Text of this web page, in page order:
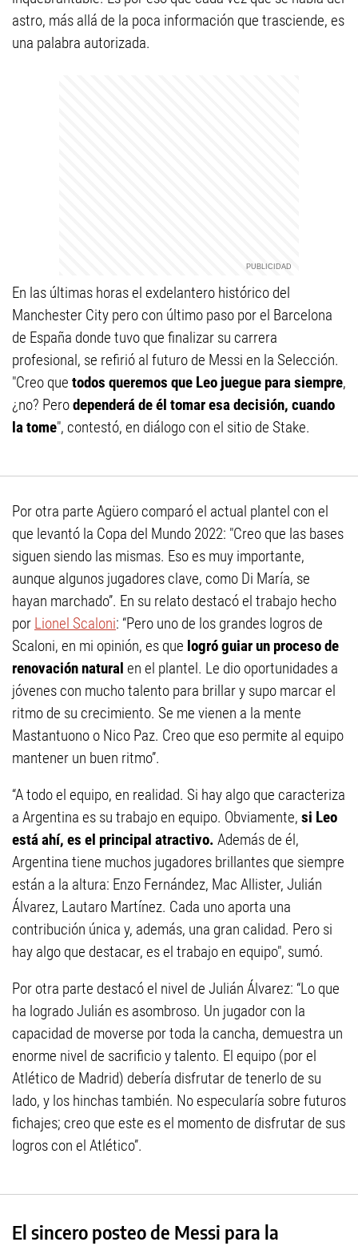
astro, más allá de la poca información que trasciende, es
una palabra autorizada.
En las últimas horas el exdelantero histórico del
Manchester City pero con último paso por el Barcelona
de España donde tuvo que finalizar su carrera
profesional, se refirió al futuro de Messi en la Selección.
"Creo que todos queremos que Leo juegue para siempre,
¿no? Perodependerá de él tomar esa decisión, cuando
la tome", contestó, en diálogo con el sitio de Stake.
Por otra parte Agüero comparó el actual plantel con el
que levantó la Copa del Mundo 2022: "Creo que las bases
siguen siendo las mismas. Eso es muy importante,
aunque algunos jugadores clave, como Di María, se
hayan marchado”. En su relato destacó el trabajo hecho
por Lionel Scaloni: “Pero uno de los grandes logros de
Scaloni, en mi opinión, es que logró guiar un proceso de
renovación natural en el plantel. Le dio oportunidades a
jóvenes con mucho talento para brillar y supo marcar el
ritmo de su crecimiento. Se me vienen a la mente
Mastantuono o Nico Paz. Creo que eso permite al equipo
mantener un buen ritmo”.
“A todo el equipo, en realidad. Si hay algo que caracteriza
a Argentina es su trabajo en equipo. Obviamente, si Leo
está ahí, es el principal atractivo. Además de él,
Argentina tiene muchos jugadores brillantes que siempre
están a la altura: Enzo Fernández, Mac Allister, Julián
Álvarez, Lautaro Martínez. Cada uno aporta una
contribución única y, además, una gran calidad. Pero si
hay algo que destacar, es el trabajo en equipo", sumó.
Por otra parte destacó el nivel de Julián Álvarez: “Lo que
ha logrado Julián es asombroso. Un jugador con la
capacidad de moverse por toda la cancha, demuestra un
enorme nivel de sacrificio y talento. El equipo (por el
Atlético de Madrid) debería disfrutar de tenerlo de su
lado, y los hinchas también. No especularía sobre futuros
fichajes; creo que este es el momento de disfrutar de sus
logros con el Atlético”.
El sincero posteo de Messi para la